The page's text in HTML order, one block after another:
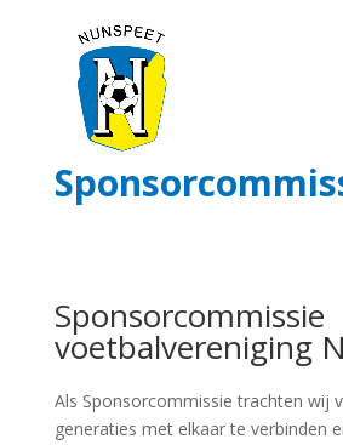
Sponsorcommissie
voetbalvereniging
Als Sponsorcommissie trachten wij
generaties met elkaar te verbinden